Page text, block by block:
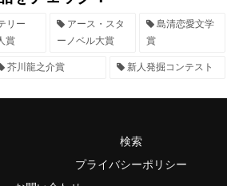
リー
賞
アース・スタ
ーノベル大賞
島清恋愛文学
賞
芥川龍之介賞 新人発掘コンテスト
検索
プライバシーポリシー